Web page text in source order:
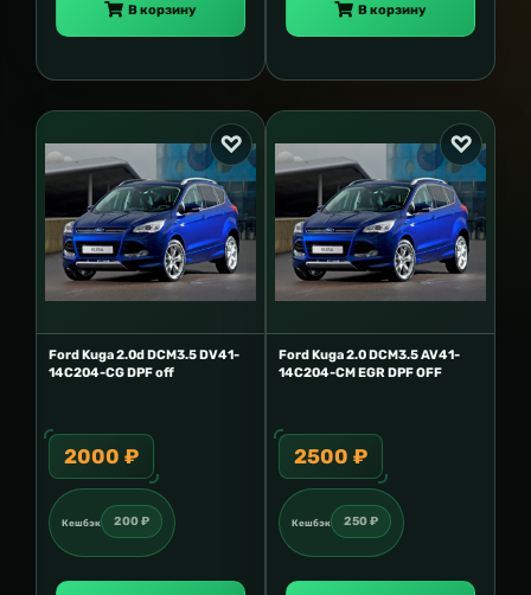
В корзину В корзину
Ford Kuga 2.0d DCM3.5 DV41-
14C204-CG DPF off
2000 ₽
Кешбэк 200 ₽
Ford Kuga 2.0 DCM3.5 AV41-
14C204-CM EGR DPF OFF
2500 ₽
Кешбэк 250 ₽